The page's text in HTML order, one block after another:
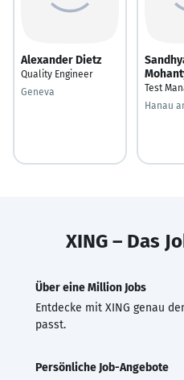
Alexander Dietz
Quality Engineer
Geneva
Test
Hanau
XING – Das
Über eine Million Jobs
Entdecke mit XING genau
passt.
Persönliche Job-Angebote